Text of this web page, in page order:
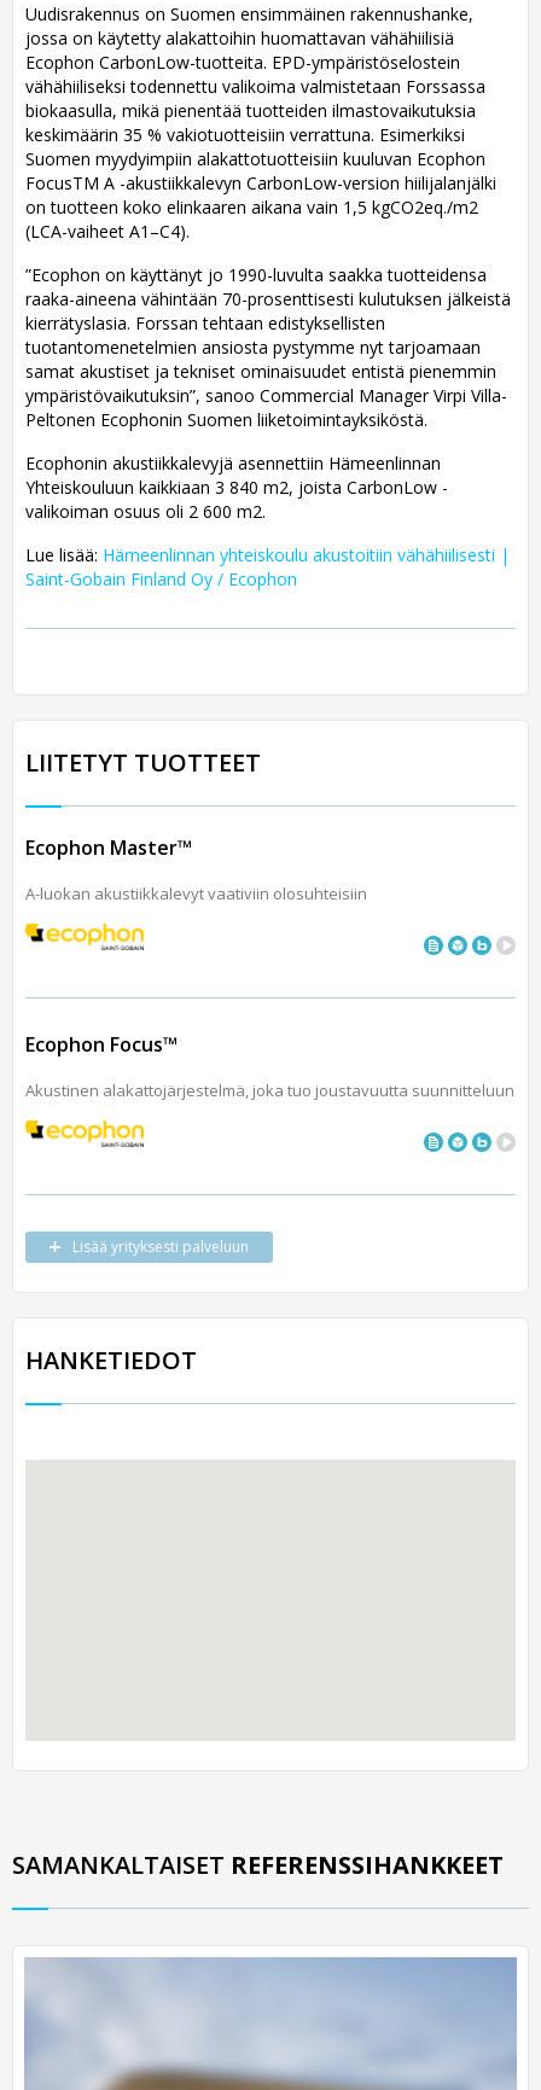
Uudisrakennus on Suomen ensimmäinen rakennushanke,
jossa on käytetty alakattoihin huomattavan vähähiilisiä
Ecophon CarbonLow-tuotteita. EPD-ympäristöselostein
vähähiiliseksi todennettu valikoima valmistetaan Forssassa
biokaasulla, mikä pienentää tuotteiden ilmastovaikutuksia
keskimäärin 35 % vakiotuotteisiin verrattuna. Esimerkiksi
Suomen myydyimpiin alakattotuotteisiin kuuluvan Ecophon
FocusTM A -akustiikkalevyn CarbonLow-version hiilijalanjälki
on tuotteen koko elinkaaren aikana vain 1,5 kgCO2eq./m2
(LCA-vaiheet A1–C4).
”Ecophon on käyttänyt jo 1990-luvulta saakka tuotteidensa
raaka-aineena vähintään 70-prosenttisesti kulutuksen jälkeistä
kierrätyslasia. Forssan tehtaan edistyksellisten
tuotantomenetelmien ansiosta pystymme nyt tarjoamaan
samat akustiset ja tekniset ominaisuudet entistä pienemmin
ympäristövaikutuksin”, sanoo Commercial Manager Virpi Villa-
Peltonen Ecophonin Suomen liiketoimintayksiköstä.
Ecophonin akustiikkalevyjä asennettiin Hämeenlinnan
Yhteiskouluun kaikkiaan 3 840 m2, joista CarbonLow -
valikoiman osuus oli 2 600 m2.
Lue lisää: Hämeenlinnan yhteiskoulu akustoitiin vähähiilisesti |
Saint-Gobain Finland Oy / Ecophon
LIITETYT TUOTTEET
Ecophon Master™
A-luokan akustiikkalevyt vaativiin olosuhteisiin
Ecophon Focus™
Akustinen alakattojärjestelmä, joka tuo joustavuutta suunnitteluun
Lisää yrityksesti palveluun
HANKETIEDOT
SAMANKALTAISET REFERENSSIHANKKEET